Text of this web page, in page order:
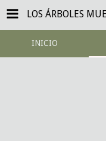
INICIO